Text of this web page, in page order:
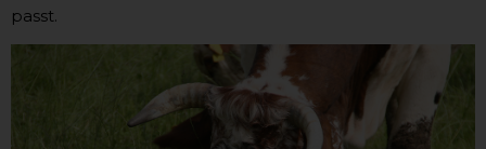
passt.